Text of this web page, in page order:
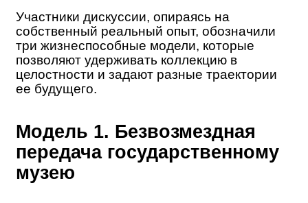
Участники дискуссии, опираясь на
собственный реальный опыт, обозначили
три жизнеспособные модели, которые
позволяют удерживать коллекцию в
целостности и задают разные траектории
ее будущего.
Модель 1. Безвозмездная
передача государственному
музею